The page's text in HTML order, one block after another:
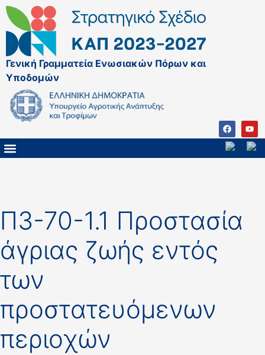
Γενική Γραμματεία Ενωσιακών Πόρων και
Υποδομών
Π3-70-1.1 Προστασία
άγριας ζωής εντός
των
προστατευόμενων
περιοχών